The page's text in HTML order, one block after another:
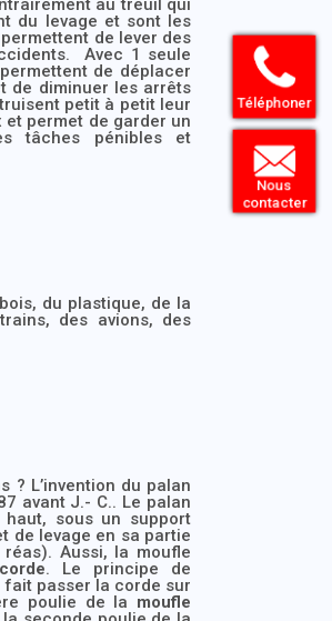
au treuil qui
du levage et sont les
de lever des
Avec 1 seule
de déplacer
de diminuer les arrêts
petit à petit leur
permet de garder un
tâches pénibles et
du plastique, de la
des avions, des
? L’invention du palan
avant J.- C.. Le palan
sous un support
de levage en sa partie
réas). Aussi, la moufle
. Le principe de
passer la corde sur
poulie de la moufle
Téléphoner
Nous
contacter